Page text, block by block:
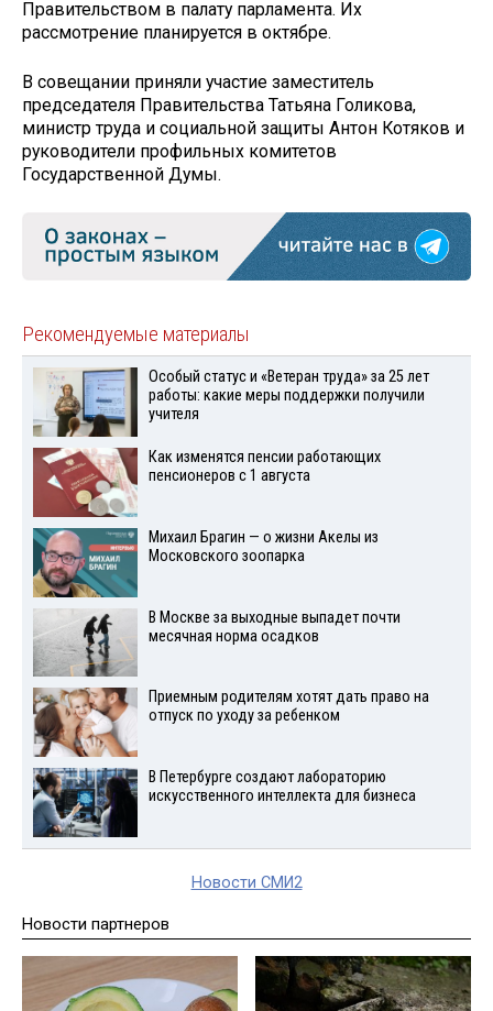
Правительством в палату парламента. Их
рассмотрение планируется в октябре.
В совещании приняли участие заместитель
председателя Правительства Татьяна Голикова,
министр труда и социальной защиты Антон Котяков и
руководители профильных комитетов
Государственной Думы.
Рекомендуемые материалы
Особый статус и «Ветеран труда» за 25 лет
работы: какие меры поддержки получили
учителя
Как изменятся пенсии работающих
пенсионеров с 1 августа
Михаил Брагин — о жизни Акелы из
Московского зоопарка
В Москве за выходные выпадет почти
месячная норма осадков
Приемным родителям хотят дать право на
отпуск по уходу за ребенком
В Петербурге создают лабораторию
искусственного интеллекта для бизнеса
Новости СМИ2
Новости партнеров